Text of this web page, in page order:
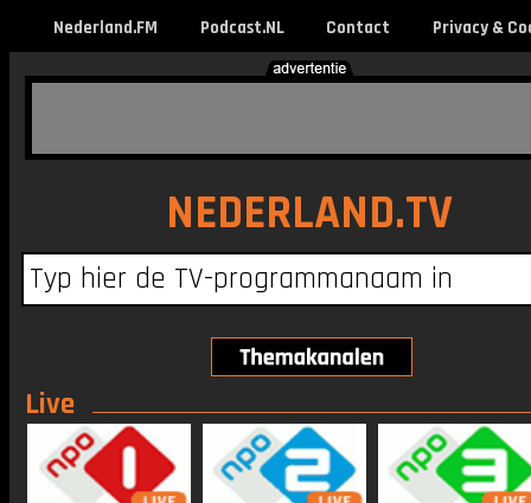
Nederland.FM Podcast.NL Contact Privacy &
NEDERLAND.TV
Live